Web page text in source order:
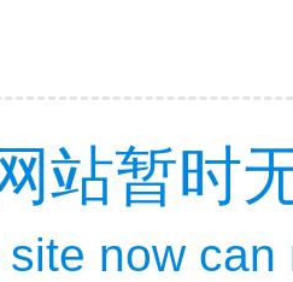
站暂时
site now